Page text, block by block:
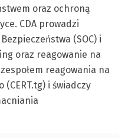
oraz ochroną
CDA prowadzi
(SOC) i
oraz reagowanie na
reagowania na
i świadczy